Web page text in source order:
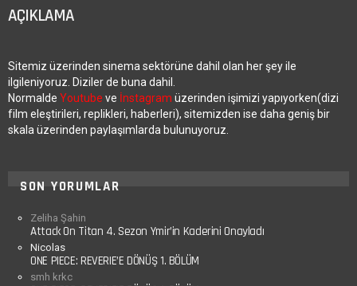
AÇIKLAMA
Sitemiz üzerinden sinema sektörüne dahil olan her şey ile
ilgileniyoruz. Diziler de buna dahil.
Normalde Youtube ve İnstagram üzerinden işimizi yapıyorken(dizi
film eleştirileri, replikleri, haberleri), sitemizden ise daha geniş bir
skala üzerinden paylaşımlarda bulunuyoruz.
SON YORUMLAR
Zeliha Şahin
Attack On Titan 4. Sezon Ymir’in Kaderini Onayladı
Nicolas
ONE PIECE: REVERIE’E DÖNÜŞ 1. BÖLÜM
smh krkc